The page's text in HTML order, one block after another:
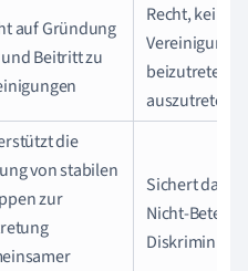
auf Gründung
Beitritt zu
Recht, keiner
Vereinigung
beizutreten
auszutreten
die
von stabilen
zur
Sichert das
Nicht-